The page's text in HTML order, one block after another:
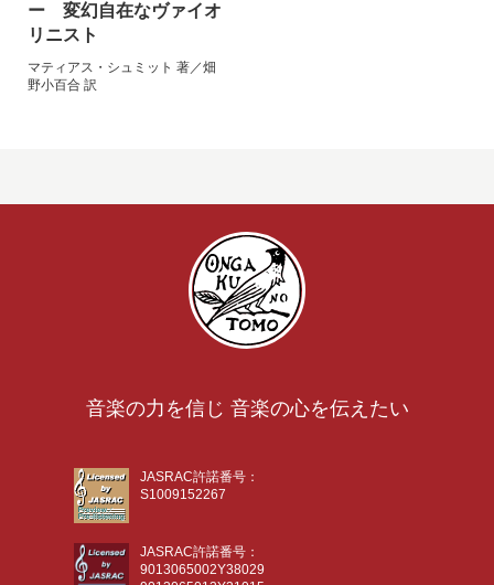
ー 変幻自在なヴァイオ
リニスト
マティアス・シュミット 著／畑
野小百合 訳
音楽の力を信じ 音楽の心を伝えたい
JASRAC許諾番号：
S1009152267
JASRAC許諾番号：
9013065002Y38029